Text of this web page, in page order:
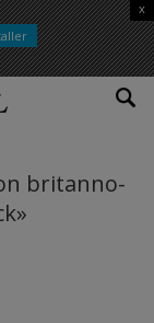
x
britanno-